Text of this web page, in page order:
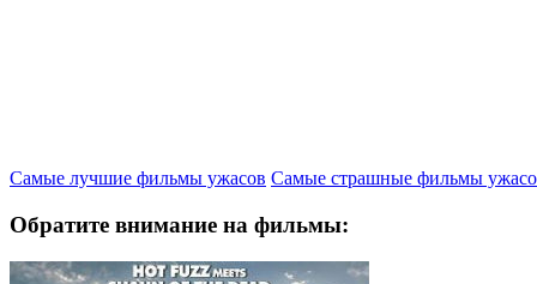
Самые лучшие фильмы ужасов Самые страшные фильмы
Обратите внимание на фильмы: